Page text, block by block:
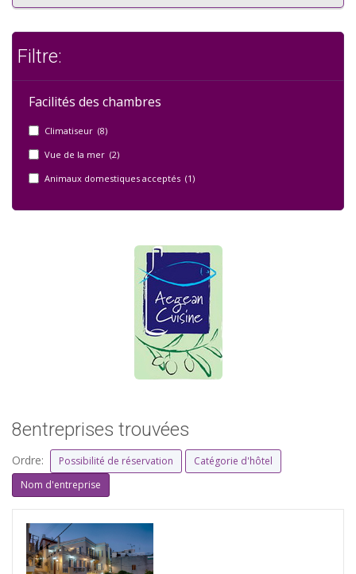
Filtre:
Facilités des chambres
Climatiseur (8)
Vue de la mer (2)
Animaux domestiques acceptés (1)
8entreprises trouvées
Ordre: Possibilité de réservation
Catégorie d'hôtel
Nom d'entreprise